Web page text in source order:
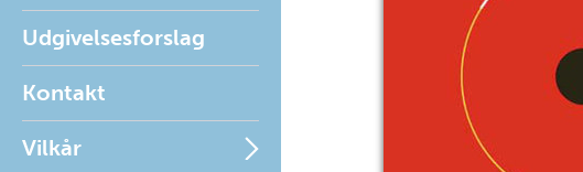
Udgivelsesforslag
Kontakt
Vilkår